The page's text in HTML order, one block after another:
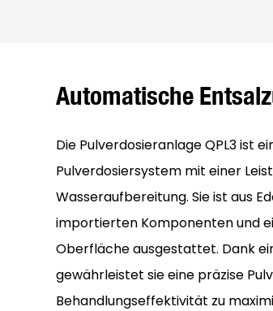
Automatische
Die Pulverdosieranlage QPL3 ist
Pulverdosiersystem mit einer
Wasseraufbereitung. Sie ist aus
importierten Komponenten und
Oberfläche ausgestattet. Dank
gewährleistet sie eine präzise
Behandlungseffektivität zu